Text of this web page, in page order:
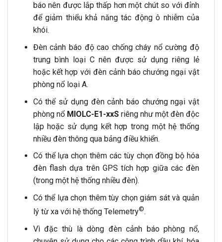
báo nên được lắp thấp hơn một chút so với đỉnh
để giảm thiểu khả năng tác động ô nhiễm của
khói.
Đèn cảnh báo độ cao chống cháy nổ cường độ
trung bình loại C nên được sử dụng riêng lẻ
hoặc kết hợp với đèn cảnh báo chướng ngại vật
phòng nổ loại A.
Có thể sử dụng đèn cảnh báo chướng ngại vật
phòng nổ MIOLC-E1-xxS riêng như một đèn độc
lập hoặc sử dụng kết hợp trong một hệ thống
nhiều đèn thông qua bảng điều khiển.
Có thể lựa chọn thêm các tùy chọn đồng bộ hóa
đèn flash dựa trên GPS tích hợp giữa các đèn
(trong một hệ thống nhiều đèn).
Có thể lựa chọn thêm tùy chọn giám sát và quản
lý từ xa với hệ thống Telemetry©.
Vì đặc thù là dòng đèn cảnh báo phòng nổ,